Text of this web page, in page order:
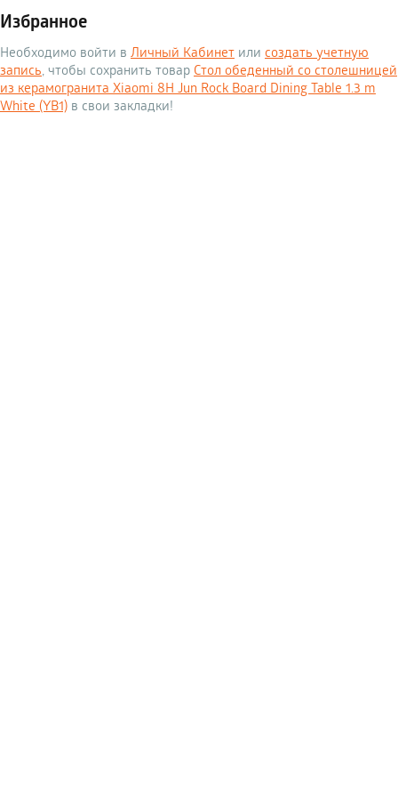
Избранное
Необходимо войти в Личный Кабинет или создать учетную
запись, чтобы сохранить товар Стол обеденный со столешницей
из керамогранита Xiaomi 8H Jun Rock Board Dining Table 1.3 m
White (YB1) в свои закладки!